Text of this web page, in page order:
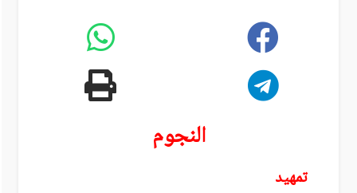
النجوم
تمهيد